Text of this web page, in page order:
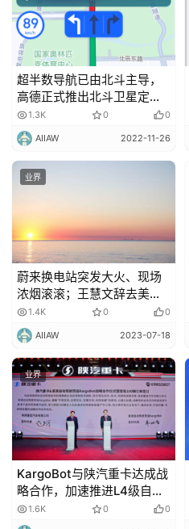
超半数导航已由北斗主导，
高德正式推出北斗卫星定位
查询系统
1.3K 0 0
AIIAW 2022-11-26
业界
蔚来换电站突发大火、现场
浓烟滚滚；王慧文辞去美团
职务离岗就医，疑现抑郁类
症状
1.4K 0 0
AIIAW 2023-07-18
业界
KargoBot与陕汽重卡达成战
略合作，加速推进L4级自动
驾驶卡车量产
1.6K 0 0